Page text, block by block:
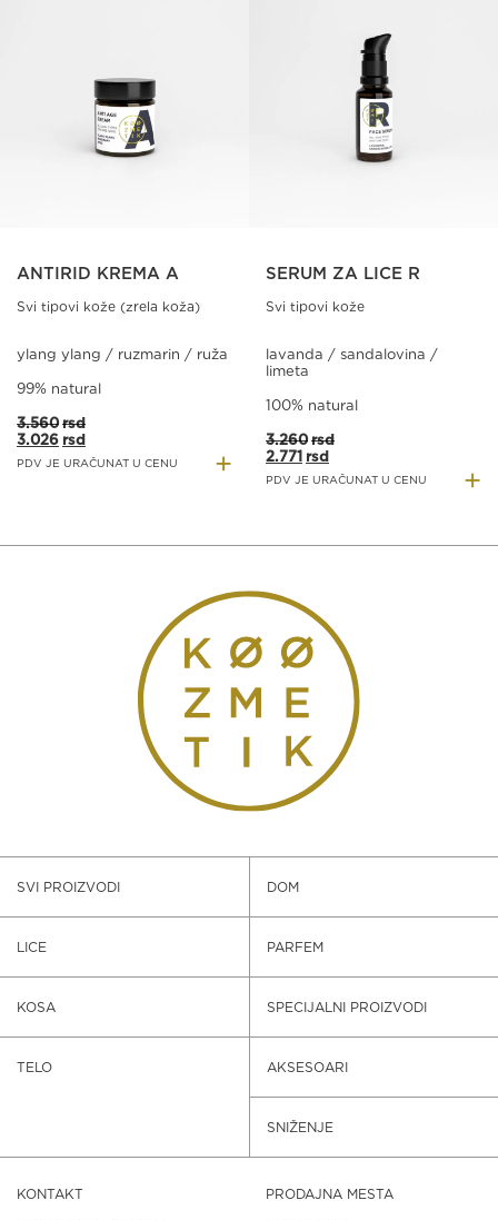
ANTIRID KREMA A
Svi tipovi kože (zrela koža)
ylang ylang / ruzmarin / ruža
99% natural
3.560 rsd
Originalna
cena
bila:
3.026 rsd
Trenutna
cena
3.026rsd.
PDV JE URAČUNAT U CENU +
SERUM ZA LICE R
Svi tipovi kože
lavanda / sandalovina /
limeta
100% natural
3.260 rsd
Originalna
cena
bila:
2.771 rsd
Trenutna
cena
2.771rsd.
PDV JE URAČUNAT U CENU +
SVI PROIZVODI
LICE
KOSA
TELO
DOM
PARFEM
SPECIJALNI PROIZVODI
AKSESOARI
SNIŽENJE
KONTAKT PRODAJNA MESTA